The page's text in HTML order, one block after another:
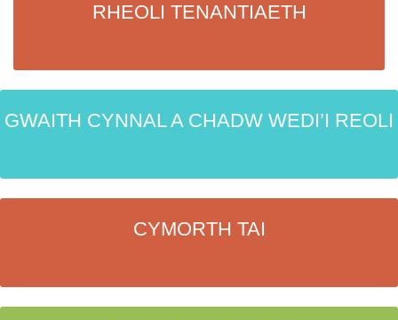
RHEOLI TENANTIAETH
GWAITH CYNNAL A CHADW WEDI’I REOLI
CYMORTH TAI